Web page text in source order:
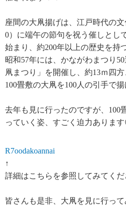
座間の大凧揚げは、江戸時代の
0）に端午の節句を祝う催しとし
始まり、約200年以上の歴史を持
昭和57年には、かながわまつり
凧まつり」を開催し、約13ｍ四方
100畳敷の大凧を100人の引手で揚
去年も見に行ったのですが、100
っていく姿、すごく迫力あります
R7oodakoannai
↑
詳細はこちらを参照してみてく
皆さんも是非、大凧を見に行っ